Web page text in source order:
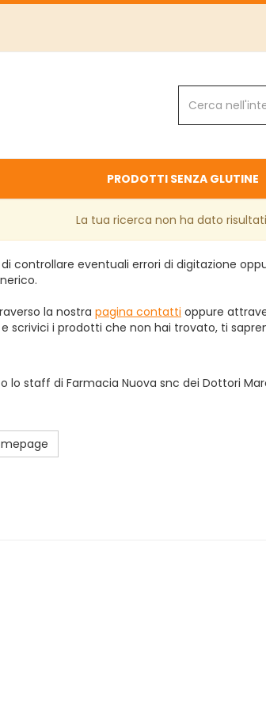
Prodotto
PRODOTTI SENZA GLUTINE
La tua ricerca non ha dato
controllare eventuali errori di digitazione
la nostra pagina contatti oppure
e scrivici i prodotti che non hai trovato, ti
lo staff di Farmacia Nuova snc dei Dottori